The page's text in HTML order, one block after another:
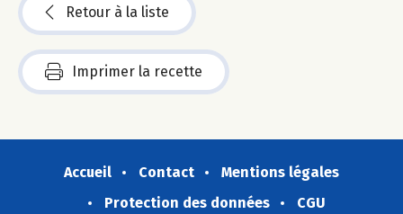
Retour à la liste
Imprimer la recette
Accueil Contact
Mentions légales
Protection des données
CGU